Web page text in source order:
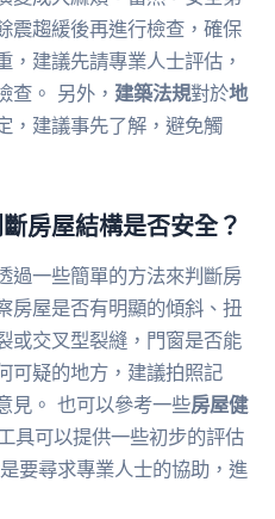
震趨緩後再進行檢查，確保
，建議先請專業人士評估，
查。 另外， 建築法規對於地
，建議事先了解，避免觸
房屋結構是否安全？
過一些簡單的方法來判斷房
房屋是否有明顯的傾斜、扭
或交叉型裂縫，門窗是否能
可疑的地方，建議拍照記
見。 也可以參考一些房屋健
具可以提供一些初步的評估
要尋求專業人士的協助，進